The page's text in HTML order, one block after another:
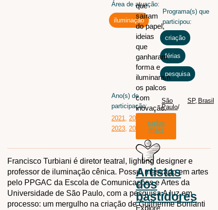
que
saíram
do papel,
ideias
que
ganharam
forma e
iluminaram
os palcos
com
inovação.
saiba
mais
Artistas
dos
bastidores
Explore
Área de atuação:
iluminação
Programa(s) que
participou:
criação ,
férias ,
pesquisa
São
Paulo/
SP, Brasil
Ano(s) de
participação:
2021, 2022
2023, 2024
Francisco Turbiani é diretor teatral, lighting designer e
professor de iluminação cênica. Possui mestrado em artes
pelo PPGAC da Escola de Comunicações e Artes da
Universidade de São Paulo, com a pesquisa A luz em
processo: um mergulho na criação de Guilherme Bonfanti